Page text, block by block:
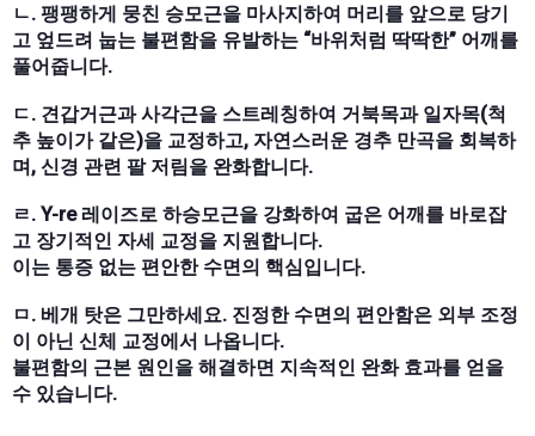
ㄴ. 팽팽하게 뭉친 승모근을 마사지하여 머리를 앞으로 당기
고 엎드려 눕는 불편함을 유발하는 “바위처럼 딱딱한” 어깨를
풀어줍니다.
ㄷ. 견갑거근과 사각근을 스트레칭하여 거북목과 일자목(척
추 높이가 같은)을 교정하고, 자연스러운 경추 만곡을 회복하
며, 신경 관련 팔 저림을 완화합니다.
ㄹ. Y-re 레이즈로 하승모근을 강화하여 굽은 어깨를 바로잡
고 장기적인 자세 교정을 지원합니다.
이는 통증 없는 편안한 수면의 핵심입니다.
ㅁ. 베개 탓은 그만하세요. 진정한 수면의 편안함은 외부 조정
이 아닌 신체 교정에서 나옵니다.
불편함의 근본 원인을 해결하면 지속적인 완화 효과를 얻을
수 있습니다.